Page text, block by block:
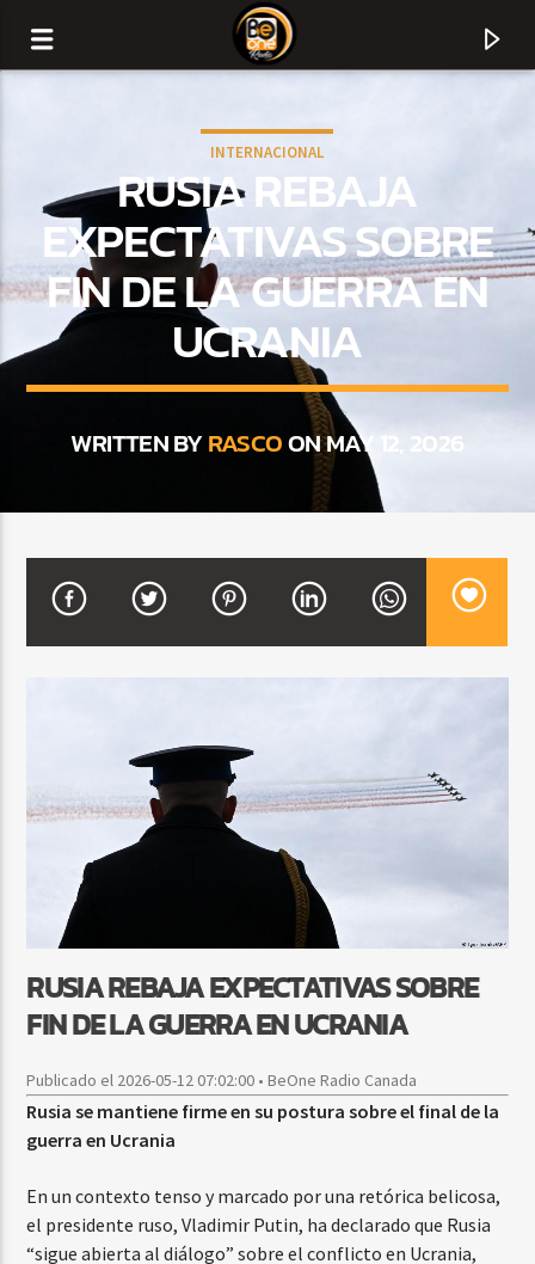
CURRENT TRACK
ARTIST
DJ MIX
Beone Radio
INTERNACIONAL
RUSIA REBAJA
EXPECTATIVAS SOBRE
FIN DE LA GUERRA EN
UCRANIA
WRITTEN BYRASCOON MAY 12, 2026
RUSIA REBAJA EXPECTATIVAS SOBRE
FIN DE LA GUERRA EN UCRANIA
Publicado el 2026-05-12 07:02:00 • BeOne Radio Canada
Rusia se mantiene firme en su postura sobre el final de la
guerra en Ucrania
En un contexto tenso y marcado por una retórica belicosa,
el presidente ruso, Vladimir Putin, ha declarado que Rusia
“sigue abierta al diálogo” sobre el conflicto en Ucrania,